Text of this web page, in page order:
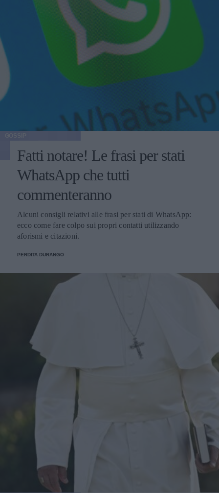
Fatti notare! Le frasi per stati
WhatsApp che tutti
commenteranno
Alcuni consigli relativi alle frasi per stati di WhatsApp:
ecco come fare colpo sui propri contatti utilizzando
aforismi e citazioni.
PERDITA DURANGO